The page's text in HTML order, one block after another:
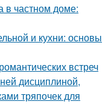
в частном доме:
и кухни: основы
встреч
дисциплиной,
тряпочек для